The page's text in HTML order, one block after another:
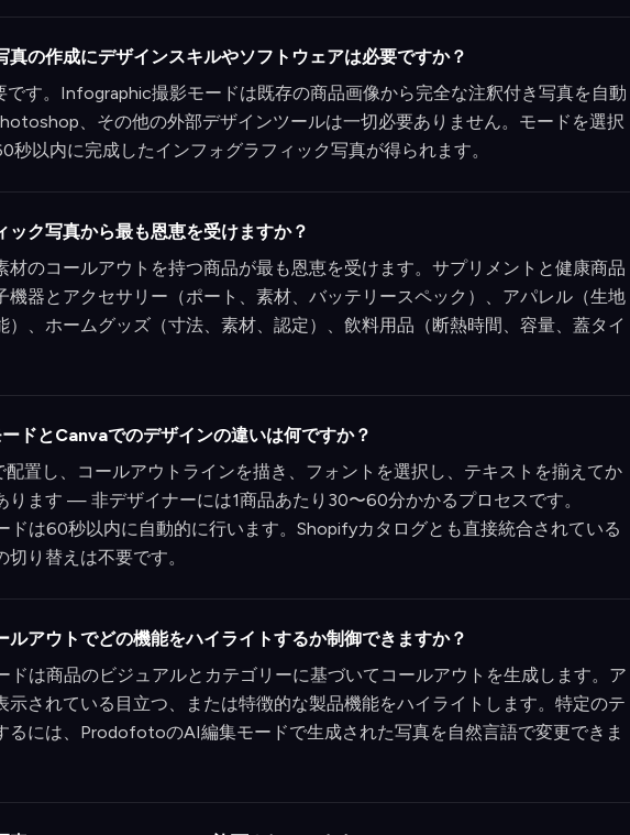
真の作成にデザインスキルやソフトウェアは必要ですか？
す。Infographic撮影モードは既存の商品画像から完全な注釈付き写真を自動
、その他の外部デザインツールは一切必要ありません。モードを選択
秒以内に完成したインフォグラフィック写真が得られます。
ック写真から最も恩恵を受けますか？
材のコールアウトを持つ商品が最も恩恵を受けます。サプリメントと健康商品
機器とアクセサリー（ポート、素材、バッテリースペック）、アパレル（生地
）、ホームグッズ（寸法、素材、認定）、飲料用品（断熱時間、容量、蓋タイ
とCanvaでのデザインの違いは何ですか？
置し、コールアウトラインを描き、フォントを選択し、テキストを揃えてか
ります — 非デザイナーには1商品あたり30〜60分かかるプロセスです。
は60秒以内に自動的に行います。Shopifyカタログとも直接統合されている
り替えは不要です。
ルアウトでどの機能をハイライトするか制御できますか？
は商品のビジュアルとカテゴリーに基づいてコールアウトを生成します。ア
示されている目立つ、または特徴的な製品機能をハイライトします。特定のテ
るには、ProdofotoのAI編集モードで生成された写真を自然言語で変更できま